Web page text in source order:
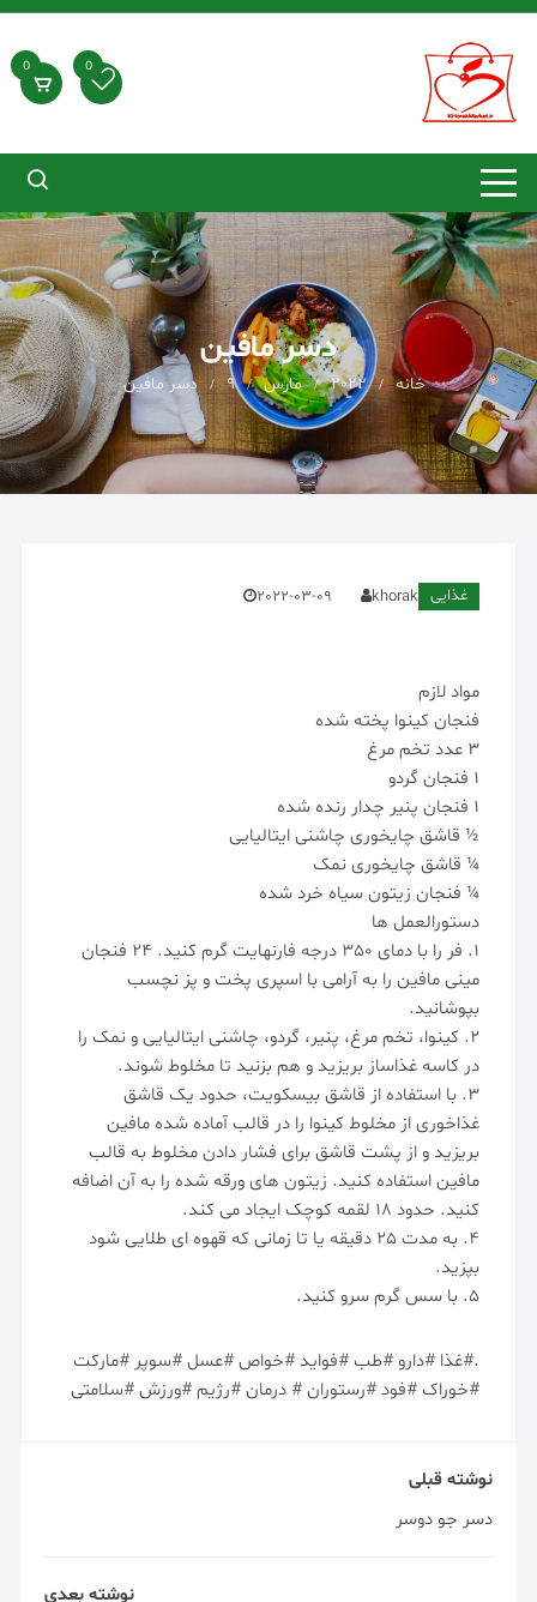
رد
محتوا
0
0
دسر مافین
خانه 2022 مارس 9 دسر مافین
غذایی khorak
2022-03-09
مواد لازم
فنجان کینوا پخته شده
3 عدد تخم مرغ
1 فنجان گردو
1 فنجان پنیر چدار رنده شده
½ قاشق چایخوری چاشنی ایتالیایی
¼ قاشق چایخوری نمک
¼ فنجان زیتون سیاه خرد شده
دستورالعمل ها
1. فر را با دمای 350 درجه فارنهایت گرم کنید. 24 فنجان
مینی مافین را به آرامی با اسپری پخت و پز نچسب
بپوشانید.
2. کینوا، تخم مرغ، پنیر، گردو، چاشنی ایتالیایی و نمک را
در کاسه غذاساز بریزید و هم بزنید تا مخلوط شوند.
3. با استفاده از قاشق بیسکویت، حدود یک قاشق
غذاخوری از مخلوط کینوا را در قالب آماده شده مافین
بریزید و از پشت قاشق برای فشار دادن مخلوط به قالب
مافین استفاده کنید. زیتون های ورقه شده را به آن اضافه
کنید. حدود 18 لقمه کوچک ایجاد می کند.
4. به مدت 25 دقیقه یا تا زمانی که قهوه ای طلایی شود
بپزید.
5. با سس گرم سرو کنید.
.#غذا #دارو #طب #فواید #خواص #عسل #سوپر #مارکت
#خوراک #فود #رستوران # درمان #رژیم #ورزش #سلامتی
نوشته قبلی
دسر جو دوسر
نوشته بعدی